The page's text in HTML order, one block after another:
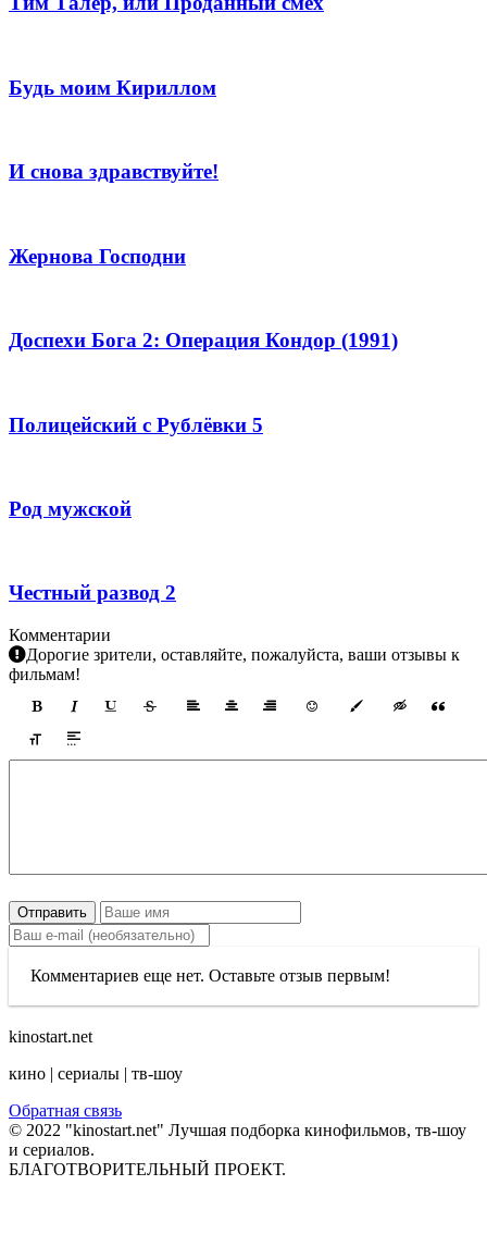
Будь моим Кириллом
И снова здравствуйте!
Жернова Господни
Доспехи Бога 2: Операция Кондор (1991)
Полицейский с Рублёвки 5
Род мужской
Честный развод 2
Комментарии
Дорогие зрители, оставляйте, пожалуйста, ваши отзывы к
фильмам!
Отправить
Комментариев еще нет. Оставьте отзыв первым!
kinostart.net
кино | сериалы | тв-шоу
Обратная связь
© 2022 "kinostart.net" Лучшая подборка кинофильмов, тв-шоу
и сериалов.
БЛАГОТВОРИТЕЛЬНЫЙ ПРОЕКТ.